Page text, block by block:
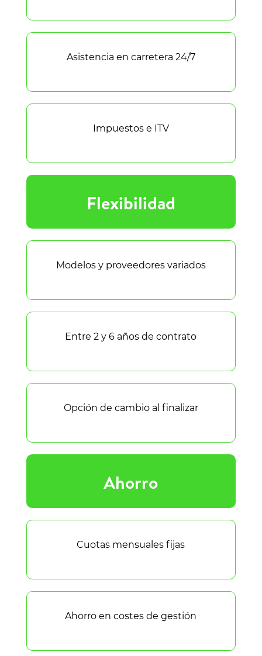
Flexibilidad
Ahorro
Modelos y proveedores variados
Cuotas mensuales fijas
Asistencia en carretera 24/7
Entre 2 y 6 años de contrato
Ahorro en costes de gestión
Impuestos e ITV
Opción de cambio al finalizar